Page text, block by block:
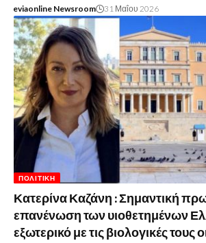
eviaonline Newsroom 31 Μαΐου 2026
ΠΟΛΙΤΙΚΉ
Κατερίνα Καζάνη : Σημαντική
επανένωση των υιοθετημένων
εξωτερικό με τις βιολογικές τους